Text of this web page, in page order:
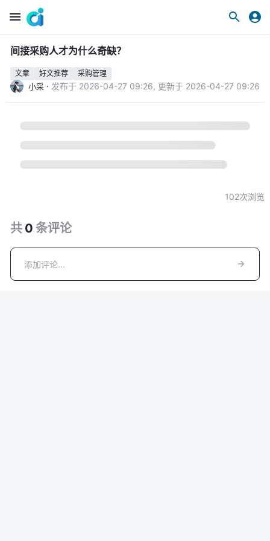
间接采购人才为什么奇缺？
文章 好文推荐 采购管理
小采 · 发布于 2026-04-27 09:26, 更新于 2026-04-27 09:26
102次浏览
共 0 条评论